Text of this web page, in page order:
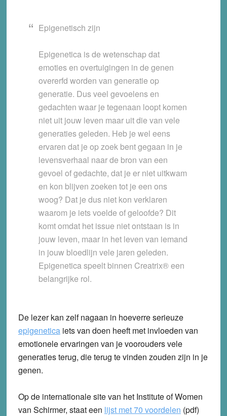
Epigenetisch zijn
Epigenetica is de wetenschap dat
emoties en overtuigingen in de genen
overerfd worden van generatie op
generatie. Dus veel gevoelens en
gedachten waar je tegenaan loopt komen
niet uit jouw leven maar uit die van vele
generaties geleden. Heb je wel eens
ervaren dat je op zoek bent gegaan in je
levensverhaal naar de bron van een
gevoel of gedachte, dat je er niet uitkwam
en kon blijven zoeken tot je een ons
woog? Dat je dus niet kon verklaren
waarom je iets voelde of geloofde? Dit
komt omdat het issue niet ontstaan is in
jouw leven, maar in het leven van iemand
in jouw bloedlijn vele jaren geleden.
Epigenetica speelt binnen Creatrix® een
belangrijke rol.
De lezer kan zelf nagaan in hoeverre serieuze
epigeneticaiets van doen heeft met invloeden van
emotionele ervaringen van je voorouders vele
generaties terug, die terug te vinden zouden zijn in je
genen.
Op de internationale site van het Institute of Women
van Schirmer, staat een lijst met 70 voordelen (pdf)